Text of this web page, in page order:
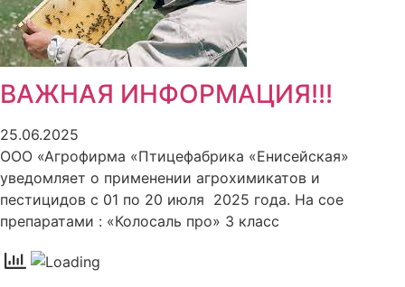
ВАЖНАЯ ИНФОРМАЦИЯ!!!
25.06.2025
ООО «Агрофирма «Птицефабрика «Енисейская»
уведомляет о применении агрохимикатов и
пестицидов с 01 по 20 июля 2025 года. На сое
препаратами : «Колосаль про» 3 класс